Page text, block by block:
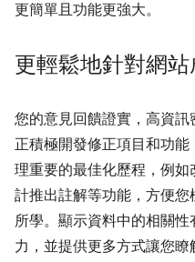
更簡單且功能更強大。
更輕鬆地針對網
您的意見回饋證實，高資
正積極開發修正項目和功
理重要的最佳化歷程，例
計推出註解等功能，方便
所學。顯示資料中的相關
力，並提供更多方式讓您